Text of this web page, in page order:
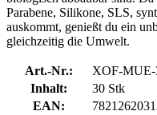
Parabene, Silikone, SLS,
auskommt, genießt du ein
gleichzeitig die Umwelt.
Art.-Nr.:
XOF-MUE-
Inhalt:
30 Stk
EAN: